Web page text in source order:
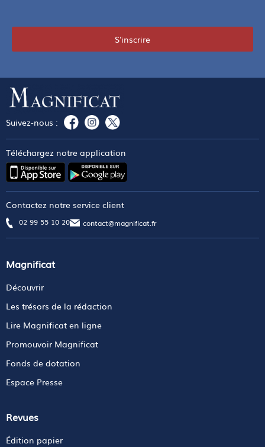
S'inscrire
Suivez-nous :
Téléchargez notre application
Contactez notre service client
02 99 55 10 20 contact@magnificat.fr
Magnificat
Découvrir
Les trésors de la rédaction
Lire Magnificat en ligne
Promouvoir Magnificat
Fonds de dotation
Espace Presse
Revues
Édition papier